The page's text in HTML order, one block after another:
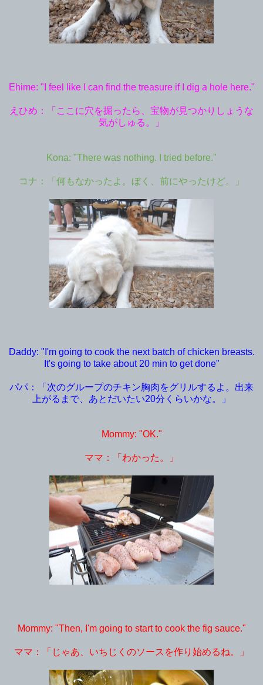
Ehime: "I feel like I can find the treasure if I dig a hole here."
えひめ：「ここに穴を掘ったら、宝物が見つかりしょうな
気がしゅる。」
Kona: "There was nothing. I tried before."
コナ：「何もなかったよ。ぼく、前にやったけど。」
Daddy: "I'm going to cook the next batch of chicken breasts.
It's going to take about 20 min to get done"
パパ：「次のグループのチキン胸肉をグリルするよ。出来
上がるまで、あとだいたい20分くらいかな。」
Mommy: "OK."
ママ：「わかった。」
Mommy: "Then, I'm going to start to cook the fig sauce."
ママ：「じゃあ、いちじくのソースを作り始めるね。」